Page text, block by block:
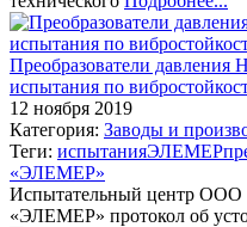
Преобразователи
испытания по
12 ноября 2019
Категория: Заводы и
Теги: испытанияЭЛЕМЕР
«ЭЛЕМЕР»
Испытательный центр
«ЭЛЕМЕР» протокол об